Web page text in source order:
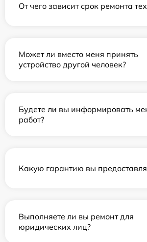
От чего зависит срок ремонта
Может ли вместо меня принять
устройство другой человек?
Будете ли вы информировать
работ?
Какую гарантию вы
Выполняете ли вы ремонт для
юридических лиц?